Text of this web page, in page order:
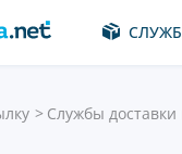
Службы